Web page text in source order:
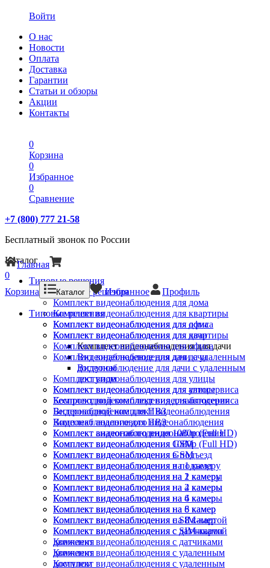
Войти
О нас
Новости
Оплата
Доставка
Гарантии
Статьи и обзоры
Акции
Контакты
0
Корзина
0
Избранное
0
Сравнение
+7 (800) 777 21-58
Бесплатный звонок по России
Каталог
Типовые решения
Типовые решения
Комплект видеонаблюдения для дома
Комплект видеонаблюдения для квартиры
Комплект видеонаблюдения для офиса
Комплект видеонаблюдения для дачи
Комплект видеонаблюдения для дачи
Видеонаблюдение для дачи с удаленным
доступом
Комплект видеонаблюдения для улицы
Комплект видеонаблюдения для автосервиса
Беспроводной комплект видеонаблюдения
Видеонаблюдение для ПВЗ
Комплект аналогового видеонаблюдения
Комплект видеонаблюдения 1080p (Full HD)
Комплект видеонаблюдения GSM
Комплект видеонаблюдения в подъезд
Комплект видеонаблюдения на 1 камеру
Комплект видеонаблюдения на 2 камеры
Комплект видеонаблюдения на 4 камеры
Комплект видеонаблюдения на 6 камер
Комплект видеонаблюдения на 8 камер
Комплект видеонаблюдения с SIM-картой
Комплект видеонаблюдения с датчиками
движения
Комплект видеонаблюдения с удаленным
доступом
Главная
0
Корзина
Каталог Избранное Профиль
Типовые решения
Комплект видеонаблюдения для дома
Комплект видеонаблюдения для квартиры
Комплект видеонаблюдения для офиса
Комплект видеонаблюдения для дачи
Видеонаблюдение для дачи с удаленным
доступом
Комплект видеонаблюдения для улицы
Комплект видеонаблюдения для автосервиса
Беспроводной комплект видеонаблюдения
Видеонаблюдение для ПВЗ
Комплект аналогового видеонаблюдения
Комплект видеонаблюдения 1080p (Full HD)
Комплект видеонаблюдения GSM
Комплект видеонаблюдения в подъезд
Комплект видеонаблюдения на 1 камеру
Комплект видеонаблюдения на 2 камеры
Комплект видеонаблюдения на 4 камеры
Комплект видеонаблюдения на 6 камер
Комплект видеонаблюдения на 8 камер
Комплект видеонаблюдения с SIM-картой
Комплект видеонаблюдения с датчиками
движения
Комплект видеонаблюдения с удаленным